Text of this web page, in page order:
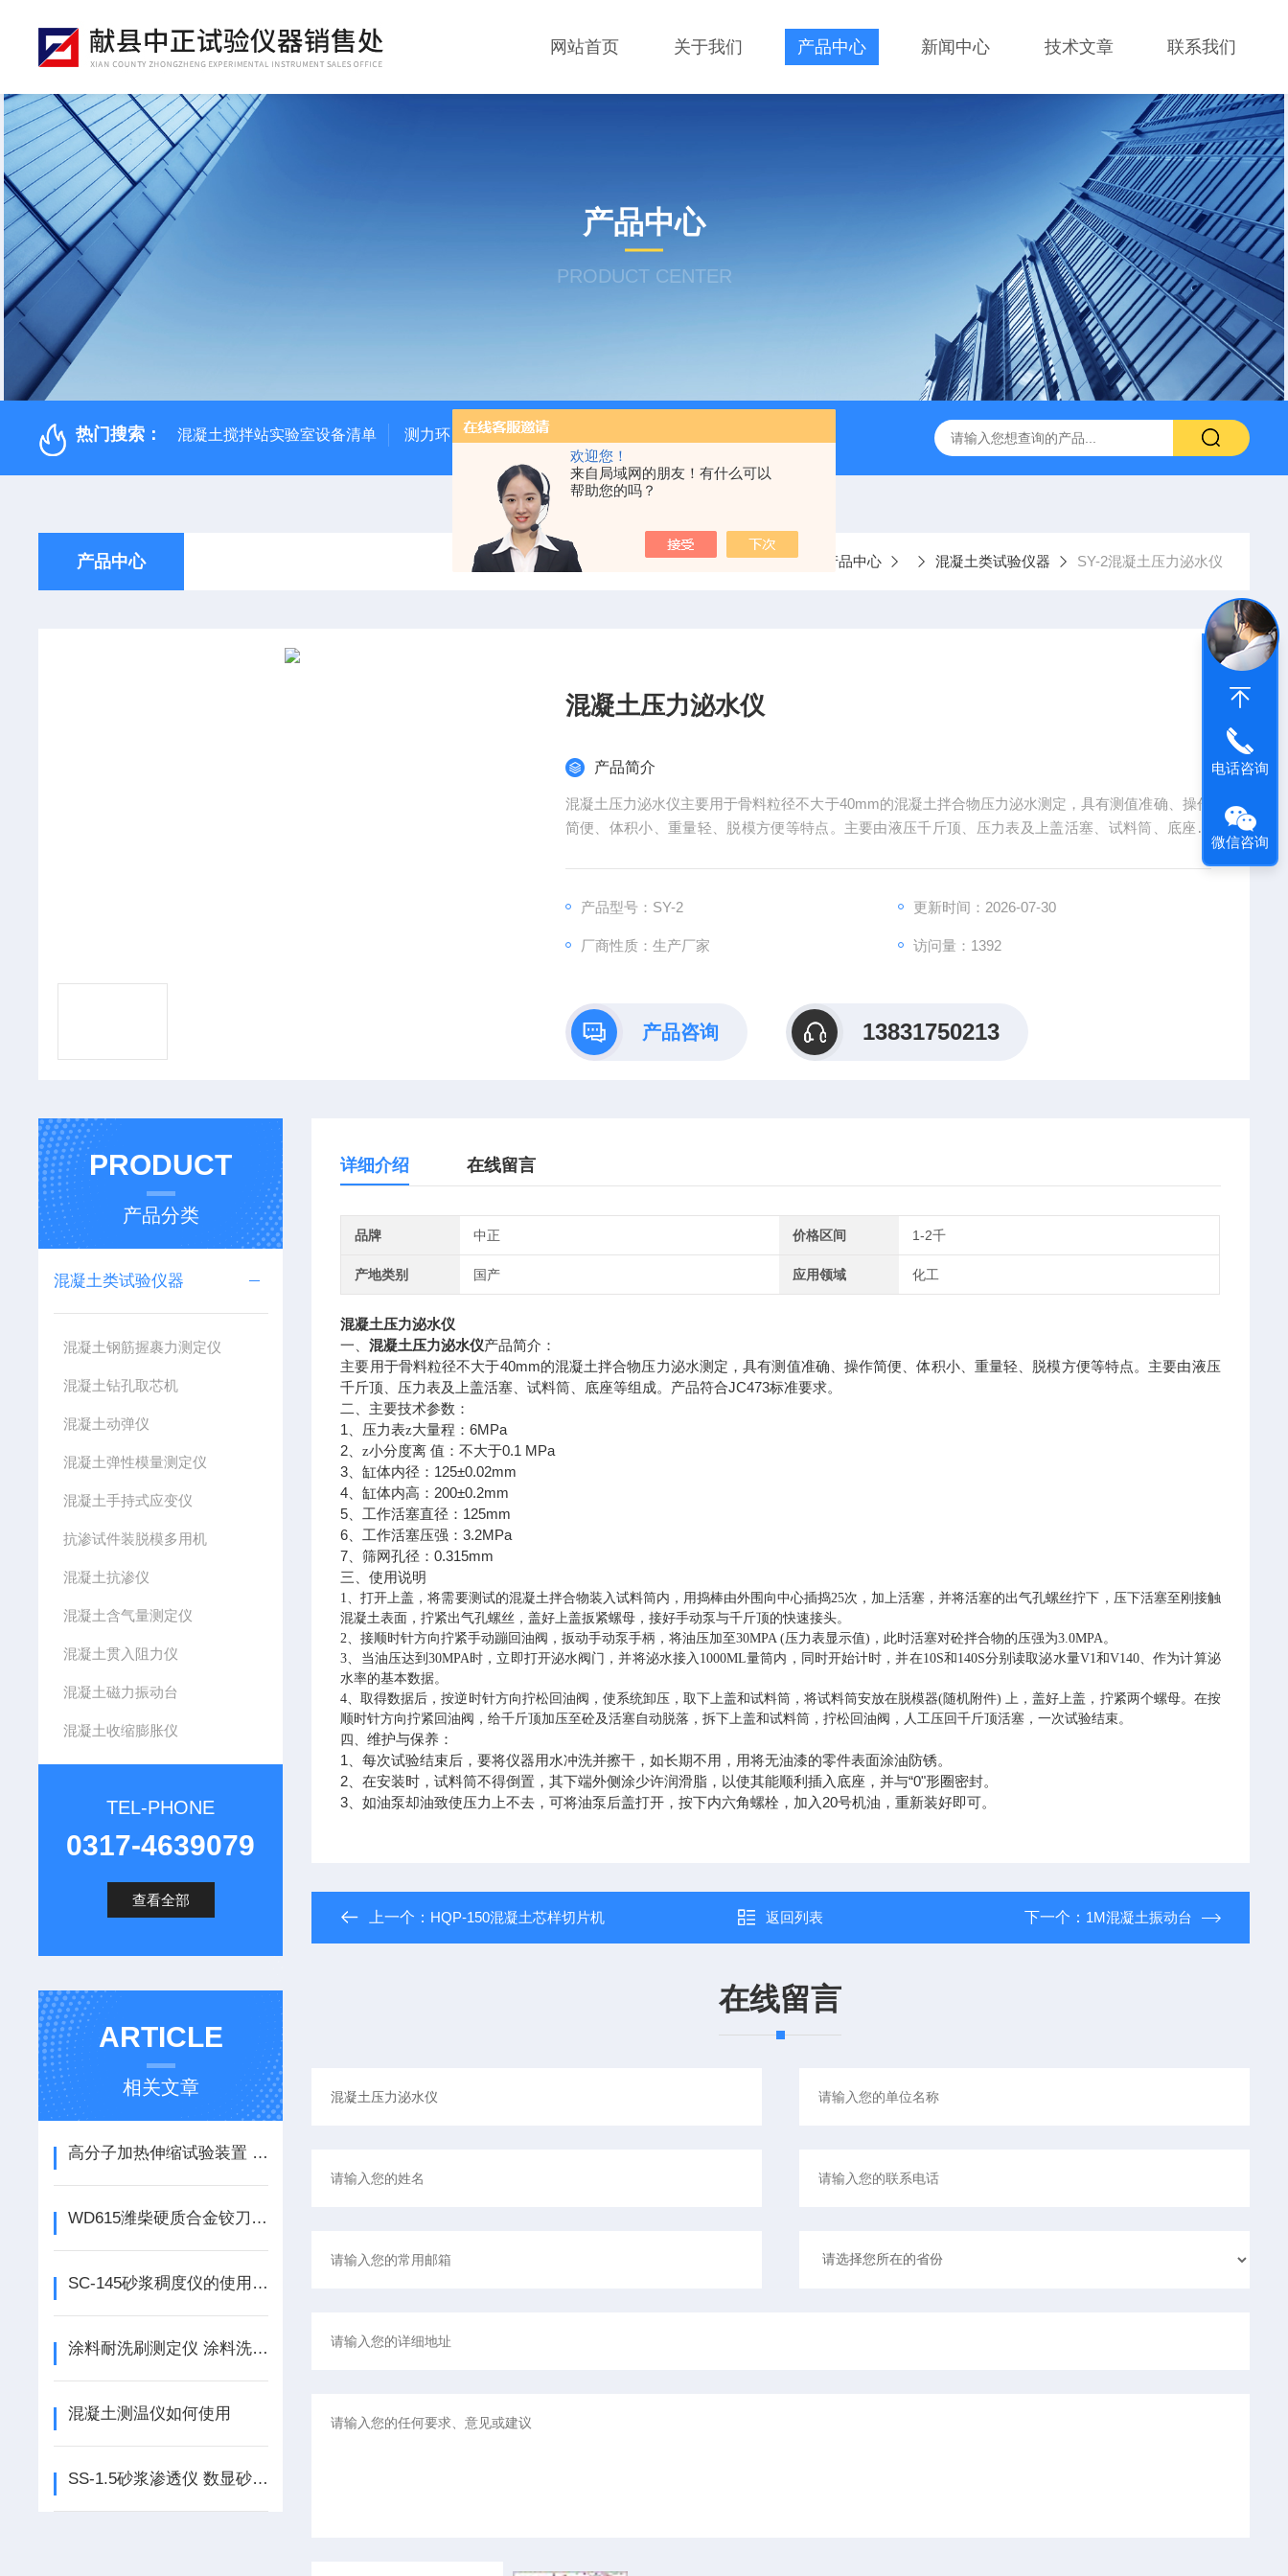
欢迎您！
来自局域网的朋友！有什么可以
帮助您的吗？
网站首页 关于我们 产品中心 新闻中心 技术文章 联系我们
产品中心
PRODUCT CENTER
热门搜索： 混凝土搅拌站实验室设备清单 测力环 混凝土抗弯拉弹性模量试验装置 钢结构防火涂料测厚仪 砂基透水砖透水速率试验装置
产品中心 当前位置：首页 产品中心 混凝土类试验仪器 SY-2混凝土压力泌水仪
混凝土压力泌水仪
产品简介
混凝土压力泌水仪主要用于骨料粒径不大于40mm的混凝土拌合物压力泌水测定，具有测值准确、操作
简便、体积小、重量轻、脱模方便等特点。主要由液压千斤顶、压力表及上盖活塞、试料筒、底座等
产品型号：SY-2 更新时间：2026-07-30
厂商性质：生产厂家 访问量：1392
产品咨询 13831750213
PRODUCT
产品分类
混凝土类试验仪器
混凝土钢筋握裹力测定仪
混凝土钻孔取芯机
混凝土动弹仪
混凝土弹性模量测定仪
混凝土手持式应变仪
抗渗试件装脱模多用机
混凝土抗渗仪
混凝土含气量测定仪
混凝土贯入阻力仪
混凝土磁力振动台
混凝土收缩膨胀仪
TEL-PHONE
0317-4639079
查看全部
ARTICLE
相关文章
高分子加热伸缩试验装置 加热伸缩测定仪如何使用
WD615潍柴硬质合金铰刀如何使用
SC-145砂浆稠度仪的使用说明
涂料耐洗刷测定仪 涂料洗刷性测定仪如何使用
混凝土测温仪如何使用
SS-1.5砂浆渗透仪 数显砂浆渗透仪的使用说明
详细介绍 在线留言
品牌 中正 价格区间 1-2千
产地类别 国产 应用领域 化工
混凝土压力泌水仪
一、混凝土压力泌水仪产品简介：
主要用于骨料粒径不大于40mm的混凝土拌合物压力泌水测定，具有测值准确、操作简便、体积小、重量轻、脱模方便等特点。主要由液压
千斤顶、压力表及上盖活塞、试料筒、底座等组成。产品符合JC473标准要求。
二、主要技术参数：
1 、压力表z大量程：6MPa
2 、z小分度离 值：不大于0.1 MPa
3 、缸体内径： 125±0.02mm
4 、缸体内高： 200±0.2mm
5 、工作活塞直径： 125mm
6 、工作活塞压强：3.2MPa
7 、筛网孔径：0.315mm
三 、使用说明
1、打开上盖，将需要测试的混凝土拌合物装入试料筒内，用捣棒由外围向中心插捣25次，加上活塞，并将活塞的出气孔螺丝拧下，压下活塞至刚接触
混凝土表面，拧紧出气孔螺丝，盖好上盖扳紧螺母，接好手动泵与千斤顶的快速接头。
2、接顺时针方向拧紧手动蹦回油阀，扳动手动泵手柄，将油压加至30MPA (压力表显示值)，此时活塞对砼拌合物的压强为3.0MPA。
3、当油压达到30MPA时，立即打开泌水阀门，并将泌水接入1000ML量筒内，同时开始计时，并在10S和140S分别读取泌水量V1和V140、作为计算泌
水率的基本数据。
4、取得数据后，按逆时针方向拧松回油阀，使系统卸压，取下上盖和试料筒，将试料筒安放在脱模器(随机附件) 上，盖好上盖，拧紧两个螺母。在按
顺时针方向拧紧回油阀，给千斤顶加压至砼及活塞自动脱落，拆下上盖和试料筒，拧松回油阀，人工压回千斤顶活塞，一次试验结束。
四、维护与保养：
1 、每次试验结束后，要将仪器用水冲洗并擦干，如长期不用，用将无油漆的零件表面涂油防锈。
2 、在安装时，试料筒不得倒置，其下端外侧涂少许润滑脂，以使其能顺利插入底座，并与“0"形圈密封。
3 、如油泵却油致使压力上不去，可将油泵后盖打开，按下内六角螺栓，加入 20号机油，重新装好即可。
上一个： HQP-150混凝土芯样切片机 返回列表 下一个： 1M混凝土振动台
在线留言
电话咨询
微信咨询